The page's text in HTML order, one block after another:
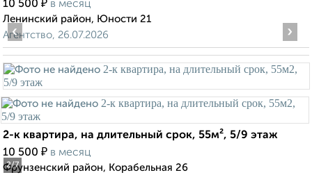
10 500 ₽ в месяц
Ленинский район, Юности 21
Агентство, 26.07.2026
2/7
‹ ›
2-к квартира, на длительный срок, 55м², 5/9 этаж
10 500 ₽ в месяц
Фрунзенский район, Корабельная 26